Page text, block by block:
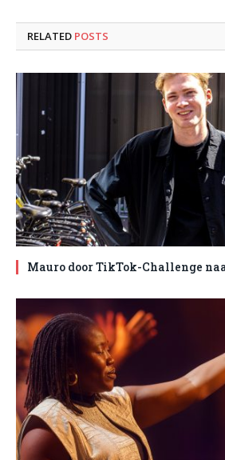
RELATED POSTS
Mauro door TikTok-Challenge